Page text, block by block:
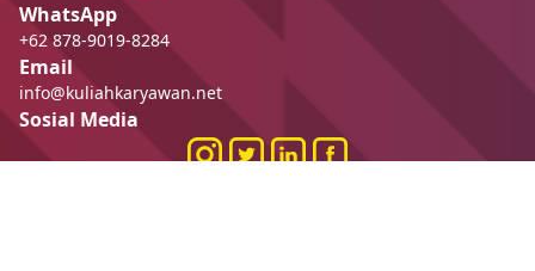
WhatsApp
+62 878-9019-8284
Email
info@kuliahkaryawan.net
Sosial Media